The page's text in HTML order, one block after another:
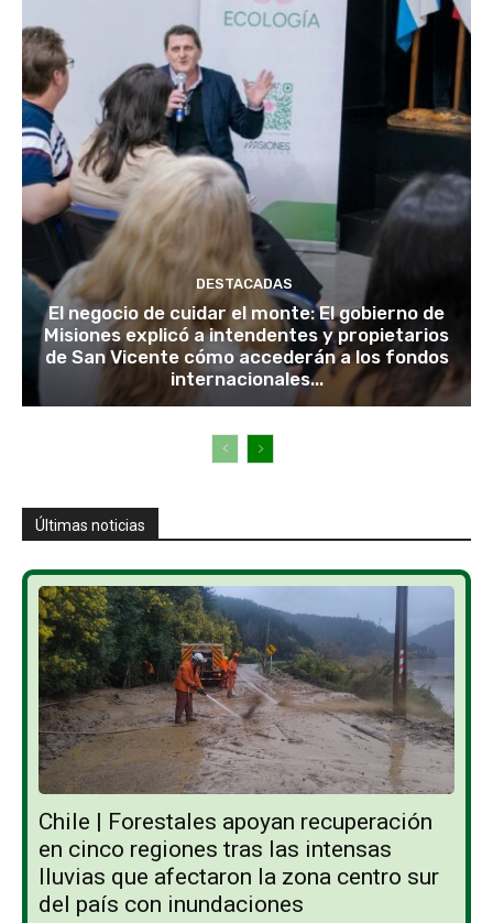
DESTACADAS
El negocio de cuidar el monte: El gobierno de
Misiones explicó a intendentes y propietarios
de San Vicente cómo accederán a los fondos
internacionales...
Últimas noticias
Chile | Forestales apoyan recuperación
en cinco regiones tras las intensas
lluvias que afectaron la zona centro sur
del país con inundaciones